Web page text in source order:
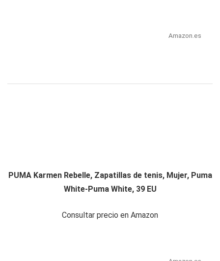
Amazon.es
PUMA Karmen Rebelle, Zapatillas de tenis, Mujer, Puma
White-Puma White, 39 EU
Consultar precio en Amazon